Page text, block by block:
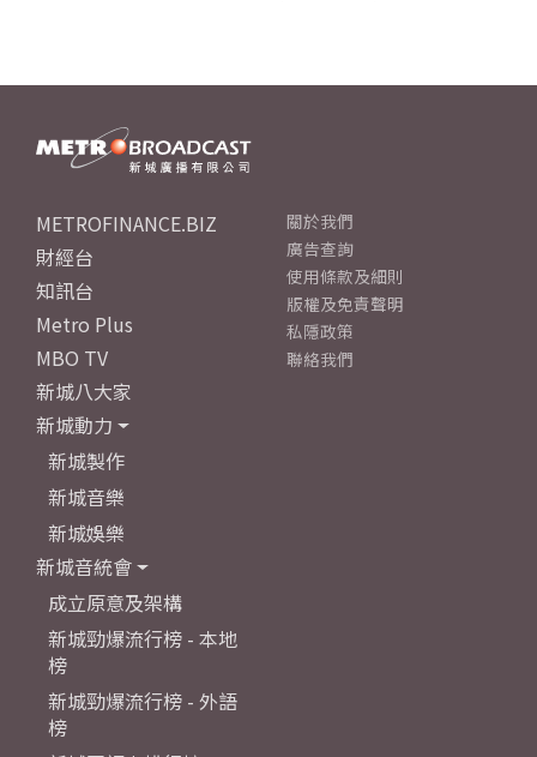
METROFINANCE.BIZ
財經台
知訊台
Metro Plus
MBO TV
新城八大家
新城動力
新城製作
新城音樂
新城娛樂
新城音統會
成立原意及架構
新城勁爆流行榜 - 本地
榜
新城勁爆流行榜 - 外語
榜
關於我們
廣告查詢
使用條款及細則
版權及免責聲明
私隱政策
聯絡我們